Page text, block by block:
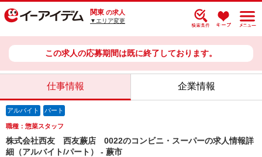
関東 の求人
▼エリア変更
この求人の応募期間は既に終了しております。
仕事情報 企業情報
アルバイト パート
職種：惣菜スタッフ
株式会社西友 西友蕨店 0022のコンビニ・スーパーの求人情報詳
細（アルバイト/パート） - 蕨市